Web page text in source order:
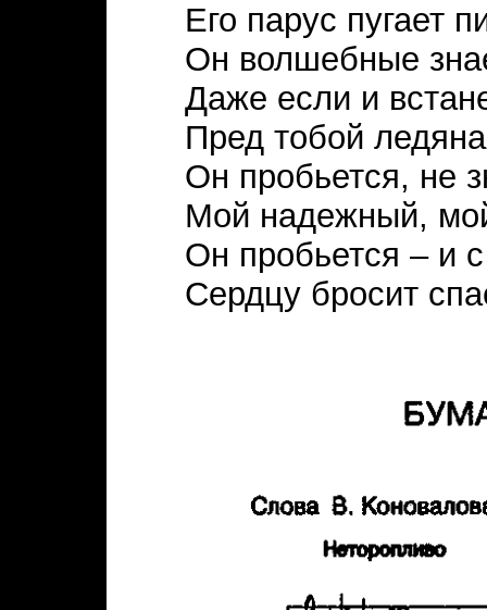
Его парус пугает
Он волшебные
Даже если и
Пред тобой
Он пробьется, не
Мой надежный,
Он пробьется – и
Сердцу бросит